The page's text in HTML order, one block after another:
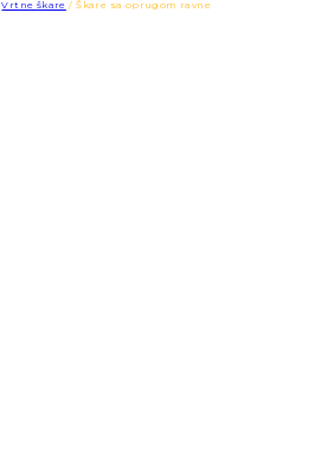
Vrtne škare / Škare sa oprugom ravne